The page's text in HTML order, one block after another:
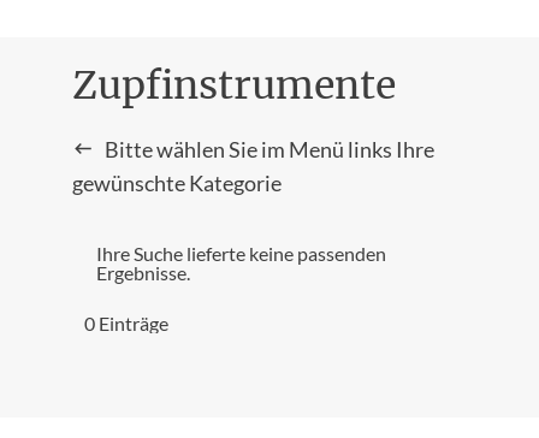
Zupfinstrumente
Bitte wählen Sie im Menü links Ihre
gewünschte Kategorie
Ihre Suche lieferte keine passenden
Ergebnisse.
0 Einträge